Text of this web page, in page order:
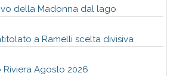
della Madonna dal lago
a Ramelli scelta divisiva
Riviera Agosto 2026